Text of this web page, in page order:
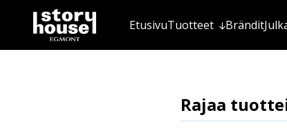
EtusivuTuotteet Brändit
Rajaa